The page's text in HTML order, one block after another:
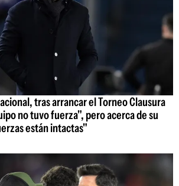
tras arrancar el Torneo Clausura
no tuvo fuerza", pero acerca de su
están intactas"